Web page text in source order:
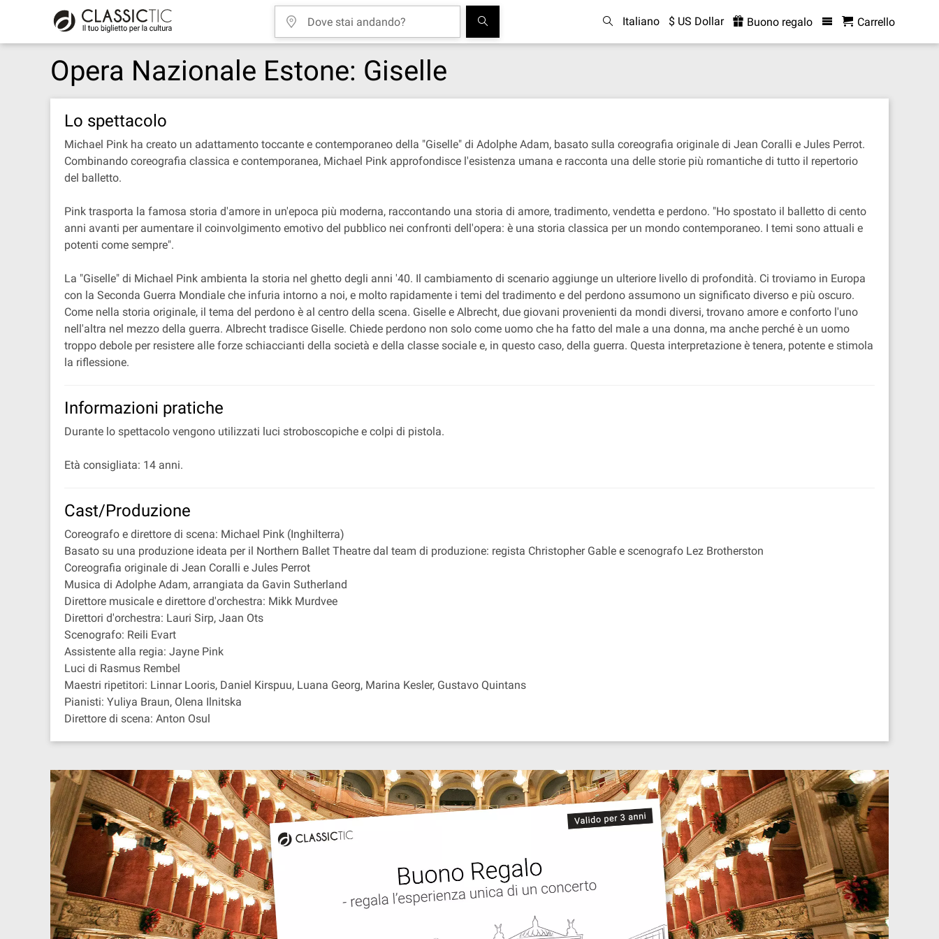
Italiano $ US Dollar Buono regalo Carrello
Opera Nazionale Estone: Giselle
Lo spettacolo
Michael Pink ha creato un adattamento toccante e contemporaneo della "Giselle" di Adolphe Adam, basato sulla coreografia originale di Jean Coralli e Jules Perrot.
Combinando coreografia classica e contemporanea, Michael Pink approfondisce l'esistenza umana e racconta una delle storie più romantiche di tutto il repertorio
del balletto.
Pink trasporta la famosa storia d'amore in un'epoca più moderna, raccontando una storia di amore, tradimento, vendetta e perdono. "Ho spostato il balletto di cento
anni avanti per aumentare il coinvolgimento emotivo del pubblico nei confronti dell'opera: è una storia classica per un mondo contemporaneo. I temi sono attuali e
potenti come sempre".
La "Giselle" di Michael Pink ambienta la storia nel ghetto degli anni '40. Il cambiamento di scenario aggiunge un ulteriore livello di profondità. Ci troviamo in Europa
con la Seconda Guerra Mondiale che infuria intorno a noi, e molto rapidamente i temi del tradimento e del perdono assumono un significato diverso e più oscuro.
Come nella storia originale, il tema del perdono è al centro della scena. Giselle e Albrecht, due giovani provenienti da mondi diversi, trovano amore e conforto l'uno
nell'altra nel mezzo della guerra. Albrecht tradisce Giselle. Chiede perdono non solo come uomo che ha fatto del male a una donna, ma anche perché è un uomo
troppo debole per resistere alle forze schiaccianti della società e della classe sociale e, in questo caso, della guerra. Questa interpretazione è tenera, potente e stimola
la riflessione.
Informazioni pratiche
Durante lo spettacolo vengono utilizzati luci stroboscopiche e colpi di pistola.
Età consigliata: 14 anni.
Cast/Produzione
Coreografo e direttore di scena: Michael Pink (Inghilterra)
Basato su una produzione ideata per il Northern Ballet Theatre dal team di produzione: regista Christopher Gable e scenografo Lez Brotherston
Coreografia originale di Jean Coralli e Jules Perrot
Musica di Adolphe Adam, arrangiata da Gavin Sutherland
Direttore musicale e direttore d'orchestra: Mikk Murdvee
Direttori d'orchestra: Lauri Sirp, Jaan Ots
Scenografo: Reili Evart
Assistente alla regia: Jayne Pink
Luci di Rasmus Rembel
Maestri ripetitori: Linnar Looris, Daniel Kirspuu, Luana Georg, Marina Kesler, Gustavo Quintans
Pianisti: Yuliya Braun, Olena Ilnitska
Direttore di scena: Anton Osul